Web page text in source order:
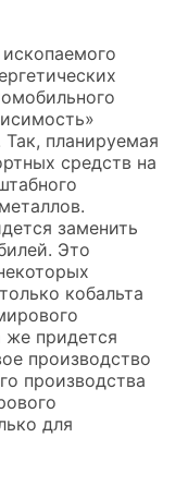
планируемая
средств на
заменить
Это
кобальта
же придется
производство
производства
для